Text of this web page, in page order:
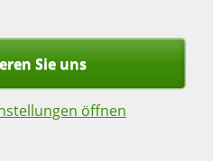
Sie uns
öffnen